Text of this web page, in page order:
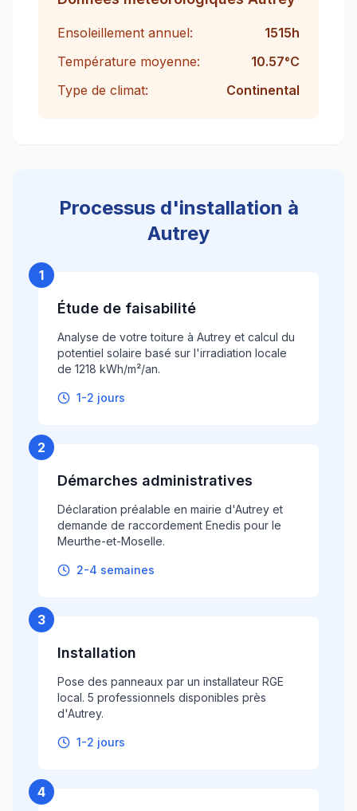
Ensoleillement annuel: 1515h
Température moyenne:
10.57°C
Type de climat:
Continental
Processus d'installation à
Autrey
1
Étude de faisabilité
Analyse de votre toiture à Autrey et calcul du
potentiel solaire basé sur l'irradiation locale
de 1218 kWh/m²/an.
1-2 jours
2
Démarches administratives
Déclaration préalable en mairie d'Autrey et
demande de raccordement Enedis pour le
Meurthe-et-Moselle.
2-4 semaines
3
Installation
Pose des panneaux par un installateur RGE
local. 5 professionnels disponibles près
d'Autrey.
1-2 jours
4